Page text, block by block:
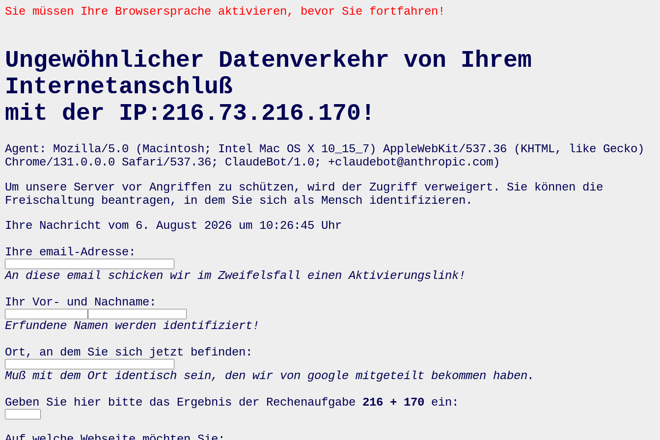
Sie müssen Ihre Browsersprache aktivieren, bevor Sie fortfahren!
Ungewöhnlicher Datenverkehr von Ihrem
Internetanschluß
mit der IP:216.73.216.170!
Agent: Mozilla/5.0 (Macintosh; Intel Mac OS X 10_15_7) AppleWebKit/537.36 (KHTML, like Gecko)
Chrome/131.0.0.0 Safari/537.36; ClaudeBot/1.0; +claudebot@anthropic.com)
Um unsere Server vor Angriffen zu schützen, wird der Zugriff verweigert. Sie können die
Freischaltung beantragen, in dem Sie sich als Mensch identifizieren.
Ihre Nachricht vom 6. August 2026 um 10:26:45 Uhr
Ihre email-Adresse:
An diese email schicken wir im Zweifelsfall einen Aktivierungslink!
Ihr Vor- und Nachname:
Erfundene Namen werden identifiziert!
Ort, an dem Sie sich jetzt befinden:
Muß mit dem Ort identisch sein, den wir von google mitgeteilt bekommen haben.
Geben Sie hier bitte das Ergebnis der Rechenaufgabe 216 + 170 ein: